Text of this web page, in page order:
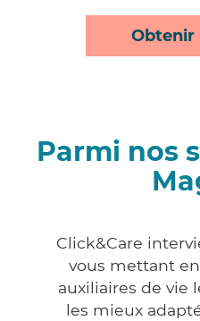
Obtenir
Parmi nos
Click&Care
vous mettant
auxiliaires de vie
les mieux